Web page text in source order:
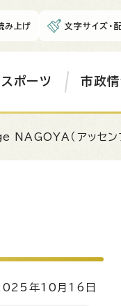
み上げ 文字サイズ・
スポーツ 市政
（アッセンブ
年10月16日